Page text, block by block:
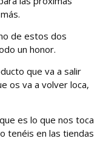
de estos dos
un honor.
que va a salir
os va a volver loca,
es lo que nos toca
tenéis en las tiendas